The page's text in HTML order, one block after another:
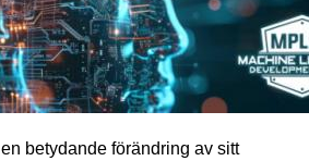
betydande förändring av sitt